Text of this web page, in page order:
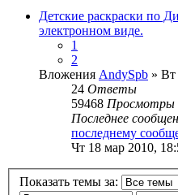
Детские раскраски по
электронном виде.
1
2
Вложения AndySpb » Вт
24 Ответы
59468 Просмотры
Последнее
последнему
Чт 18 мар 2010,
Показать темы за: